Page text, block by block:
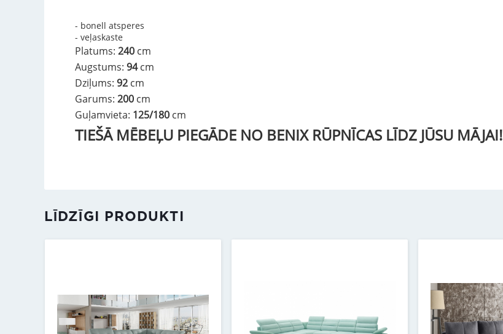
- bonell atsperes
- veļaskaste
Platums: 240 cm
Augstums: 94cm
Dziļums: 92 cm
Garums: 200 cm
Guļamvieta: 125/180 cm
TIEŠĀ MĒBEĻU PIEGĀDE NO BENIX RŪPNĪCAS LĪDZ JŪSU MĀJAI!
LĪDZĪGI PRODUKTI